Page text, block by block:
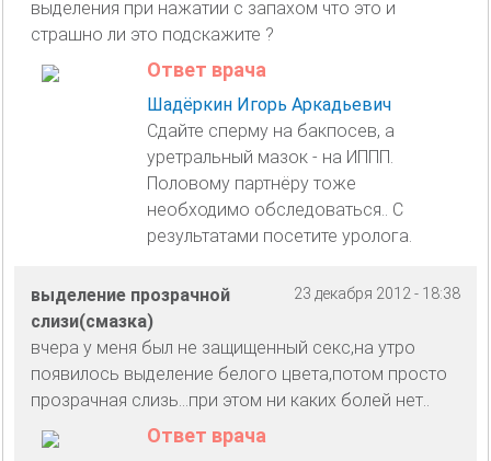
выделения при нажатии с запахом что это и
страшно ли это подскажите ?
Ответ врача
Шадёркин Игорь Аркадьевич
Сдайте сперму на бакпосев, а
уретральный мазок - на ИППП.
Половому партнёру тоже
необходимо обследоваться.. С
результатами посетите уролога.
23 декабря 2012 - 18:38
выделение прозрачной
слизи(смазка)
вчера у меня был не защищенный секс,на утро
появилось выделение белого цвета,потом просто
прозрачная слизь...при этом ни каких болей нет..
Ответ врача